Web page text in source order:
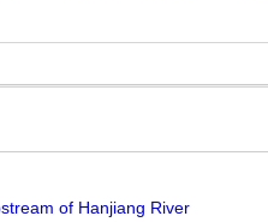
of Hanjiang River